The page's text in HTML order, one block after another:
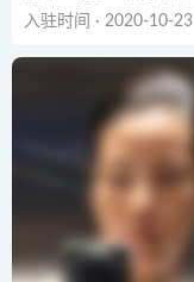
入驻时间 · 2020-10-23